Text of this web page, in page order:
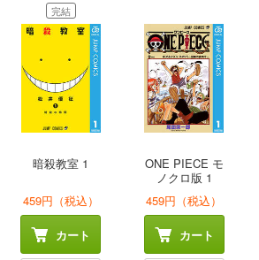
完結
暗殺教室 1
459円（税込）
カート
ONE PIECE モ
ノクロ版 1
459円（税込）
カート